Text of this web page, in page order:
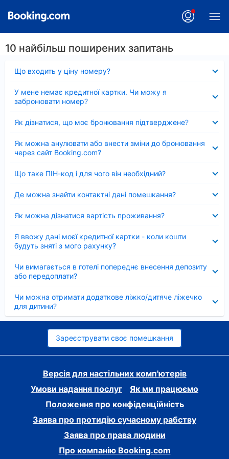
10 найбільш поширених запитань
Що входить у ціну номеру?
У мене немає кредитної картки. Чи можу я
забронювати номер?
Як дізнатися, що моє бронювання підтверджене?
Як можна анулювати або внести зміни до бронювання
через сайт Booking.com?
Що таке ПІН-код і для чого він необхідний?
Де можна знайти контактні дані помешкання?
Як можна дізнатися вартість проживання?
Я ввожу дані моєї кредитної картки - коли кошти
будуть зняті з мого рахунку?
Чи вимагається в готелі попереднє внесення депозиту
або передоплати?
Чи можна отримати додаткове ліжко/дитяче ліжечко
для дитини?
Зареєструвати своє помешкання
Версія для настільних комп'ютерів
Умови надання послуг
Як ми працюємо
Положення про конфіденційність
Заява про протидію сучасному рабству
Заява про права людини
Про компанію Booking.com